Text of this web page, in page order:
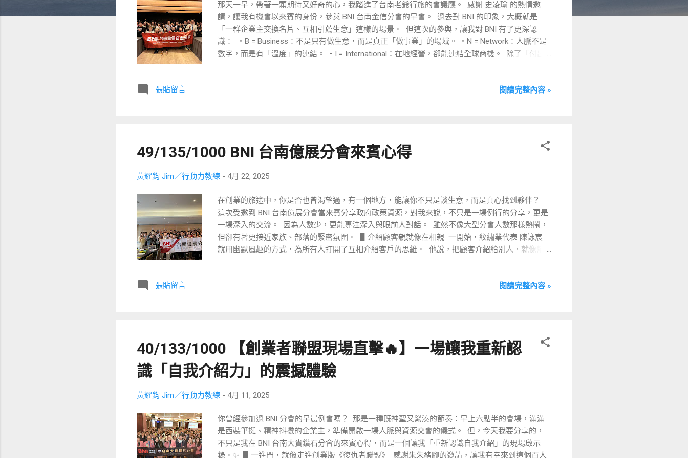
那天一早，帶著一顆期待又好奇的心，我踏進了台南老爺行旅的會議廳。 ​ 感謝 史凌瑜 的熱情邀
請，讓我有機會以來賓的身份，參與 BNI 台南金信分會的早會。 ​ 過去對 BNI 的印象，大概就是
「一群企業主交換名片、互相引薦生意」這樣的場景。 ​ 但這次的參與，讓我對 BNI 有了更深認
識： ​ ・B = Business：不是只有做生意，而是真正「做事業」的場域。 ・N = Network：人脈不是
數字，而是有「溫度」的連結。 ・I = International：在地經營，卻能連結全球商機。 ​ 除了「付出
果的社群。 ​ 很多人以為進 BNI 就能「來推銷搶訂單」，但實際上，它更是個「訓練你如何說清楚
（不得不說，他們的 Slogan 真是一絕 😆）： ​ ・Polly｜1 1 Ha1r Sa1on 「你有頭髮我有辦法，三千
明星製造機，專門打造「金信柯震東」、「金信劉德華」，讓會員魅力指數爆表！ ​ ・李哲維｜三
不知道怎麼說自己的故事。而他，就是那個幫不擅長表達的公司，用影片說好品牌故事的人。 ​ ・
陳美芳｜圓一創新股份有限公司 「裝修管理出奇招，專案順利 Zora 罩」 許多業務在跟進顧客時，
其實並沒有工具可以系統化幫助自己確實跟進。 美芳這邊卻分享，自己如何透過專案管理工具-
Trello 跟進顧客的，更大方透過 Qrcode 讓我們能直接下載模板來應用。 ​ ・陳彥碩｜吸粉堂過橋米
粉 「不嗦螺獅粉，人生少一味」 他說自己是內向的 I 人，也不容易...
張貼留言 閱讀完整內容 »
49/135/1000 BNI 台南億展分會來賓心得
黃耀鈞 Jim／行動力教練 - 4月 22, 2025
在創業的旅途中，你是否也曾渴望過，有一個地方，能讓你不只是談生意，而是真心找到夥伴？ ​
這次受邀到 BNI 台南億展分會當來賓分享政府政策資源，對我來說，不只是一場例行的分享，更是
一場深入的交流。 ​ 因為人數少，更能專注深入與眼前人對話。 ​ 雖然不像大型分會人數那樣熱鬧，
但卻有著更接近家族、部落的緊密氛圍。 ​ ▋介紹顧客親就像在相親 ​ 一開始，紋繡業代表 陳詠宸
就用幽默風趣的方式，為所有人打開了互相介紹客戶的思維。 ​ 他說，把顧客介紹給別人，就像幫
有當「雙方看對眼」，介紹才會成功！ ​ 詼諧搞笑的介紹 BNI 方式，讓全場笑聲此起彼落，也讓我
產品結合情緒的方式，讓美甲成為了抒發的出口呢！ ​ 康竣傑訂製文創產品 這邊很特別的是，不從
要性，接著才帶入自家的客製化文創產品。 等於是說，他把產品變成了文化的延伸與傳承的載體，
Logo，結果分手後，這位「前男友」竟然要求把 Logo 拿回去，不給她的客人用了。 這故事等於在
企業主忙著成交，卻沒算清楚到底這樣忙碌是賺錢還是賠錢。 因此，做生意，一定要懂得抓好自己
成本結構，不懂成本結構的老闆，只會越賺越賠呀。 ​ 甚至，在這個溫馨的小分會裡，我發現到他
們不只是想要自己做大做強，更懂得攜手共贏。 ​ 像我就聽到 ​ 像豆腐洋行的茂記黑豆花就合作推出
張貼留言 閱讀完整內容 »
40/133/1000 【創業者聯盟現場直擊🔥】一場讓我重新認
識「自我介紹力」的震撼體驗
黃耀鈞 Jim／行動力教練 - 4月 11, 2025
你曾經參加過 BNI 分會的早晨例會嗎？ ​ 那是一種既神聖又緊湊的節奏：早上六點半的會場，滿滿
是西裝筆挺、精神抖擻的企業主，準備開啟一場人脈與資源交會的儀式。 ​ 但，今天我要分享的，
不只是我在 BNI 台南大貴鑽石分會的來賓心得，而是一個讓我「重新認識自我介紹」的現場啟示
錄。✨ ​ ▋一進門，就像走進創業版《復仇者聯盟》 ​ 感謝朱朱豬腳的邀請，讓我有幸來到這個百人